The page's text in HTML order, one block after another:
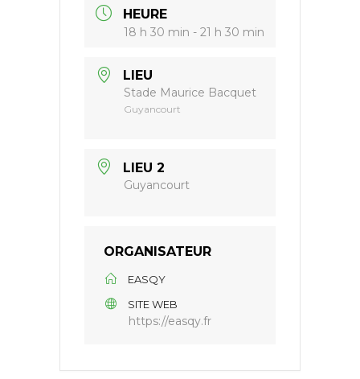
HEURE
18 h 30 min - 21 h 30 min
LIEU
Stade Maurice Bacquet
Guyancourt
LIEU 2
Guyancourt
ORGANISATEUR
EASQY
SITE WEB
https://easqy.fr